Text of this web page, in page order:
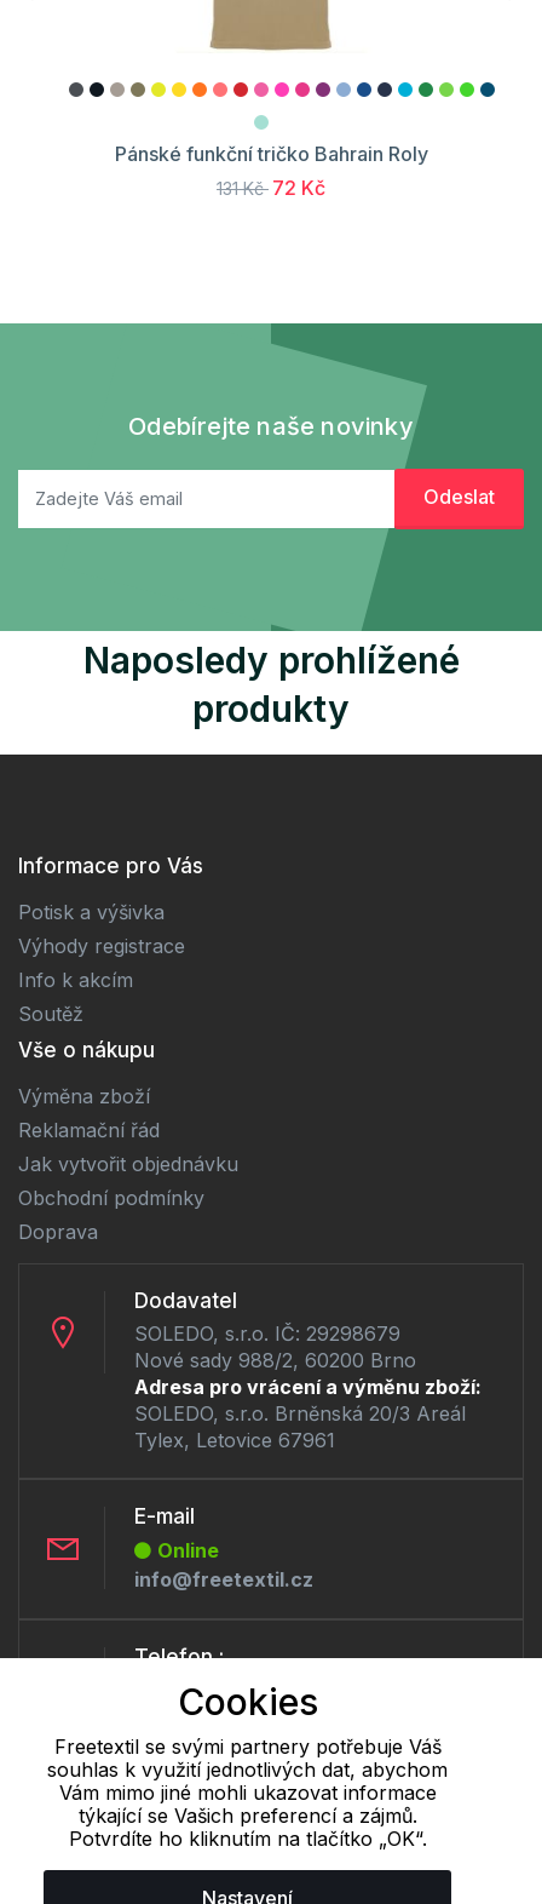
Pánské funkční tričko Bahrain Roly
131 Kč 72 Kč
Odebírejte naše novinky
Naposledy prohlížené
produkty
Informace pro Vás
Potisk a výšivka
Výhody registrace
Info k akcím
Soutěž
Vše o nákupu
Výměna zboží
Reklamační řád
Jak vytvořit objednávku
Obchodní podmínky
Doprava
Dodavatel
SOLEDO, s.r.o. IČ: 29298679
Nové sady 988/2, 60200 Brno
Adresa pro vrácení a výměnu zboží:
SOLEDO, s.r.o. Brněnská 20/3 Areál
Tylex, Letovice 67961
E-mail
Online
info@freetextil.cz
Telefon :
Offline
+420 530 334 460
Cookie - podrobné nastavení| Další informace|Ochrana osobních
Cookies
Freetextil se svými partnery potřebuje Váš
souhlas k využití jednotlivých dat, abychom
Vám mimo jiné mohli ukazovat informace
týkající se Vašich preferencí a zájmů.
Potvrdíte ho kliknutím na tlačítko „OK“.
Nastavení